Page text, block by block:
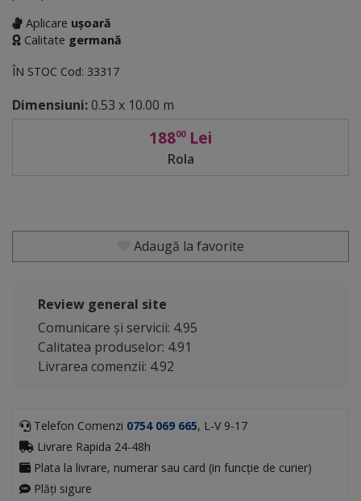
Aplicare ușoară
Calitate germană
ÎN STOC Cod: 33317
Dimensiuni:0.53 x 10.00 m
18800Lei
Rola
Adaugă la favorite
Review general site
Comunicare și servicii: 4.95
Calitatea produselor: 4.91
Livrarea comenzii: 4.92
Telefon Comenzi 0754 069 665, L-V 9-17
Livrare Rapida 24-48h
Plata la livrare, numerar sau card (in funcție de curier)
Plăți sigure